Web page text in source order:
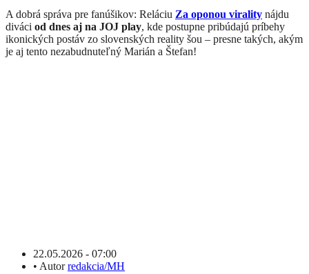
A dobrá správa pre fanúšikov: Reláciu Za oponou virality nájdu
diváci od dnes aj na JOJ play, kde postupne pribúdajú príbehy
ikonických postáv zo slovenských reality šou – presne takých, akým
je aj tento nezabudnuteľný Marián a Štefan!
22.05.2026 - 07:00
• Autorredakcia/MH